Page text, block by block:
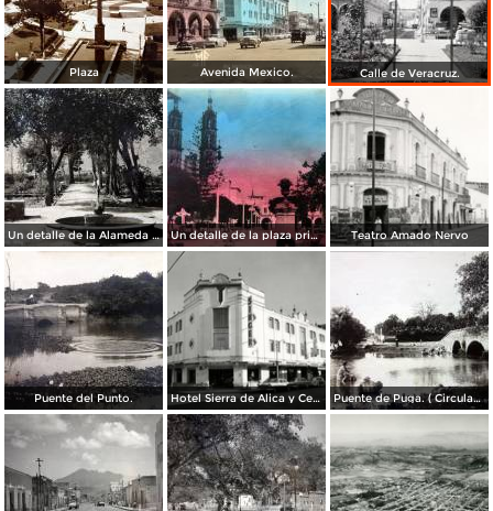
Plaza Avenida Mexico. Calle de Veracruz.
Un detalle de la Alameda ( Circulada el 28 de Junio de 1940 ). Un detalle de la plaza principal ( Circulada el 5 de Junio de 1945 ). Teatro Amado Nervo
Puente del Punto. Hotel Sierra de Alica y Centro de costura Singer Puente de Puga. ( Circulada el 22 de Mayo de 1920 ).